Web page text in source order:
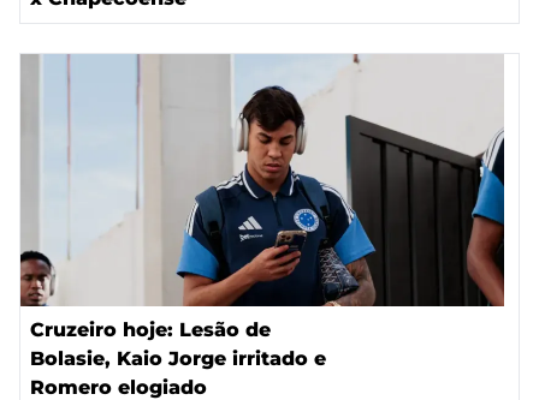
Cruzeiro hoje: Lesão de
Bolasie, Kaio Jorge irritado e
Romero elogiado